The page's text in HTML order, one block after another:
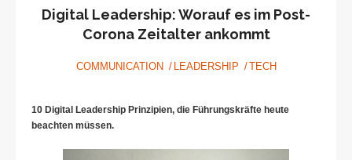
Digital Leadership: Worauf es im Post-
Corona Zeitalter ankommt
COMMUNICATION LEADERSHIP TECH
10 Digital Leadership Prinzipien, die Führungskräfte heute
beachten müssen.